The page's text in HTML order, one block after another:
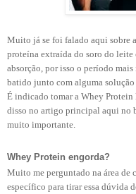
Muito já se foi falado aqui sobre
proteína extraída do soro do
absorção, por isso o período
batido junto com alguma
É indicado tomar a Whey Protein
disso no artigo principal aqui no
muito importante.
Whey Protein engorda?
Muito me perguntado na área de
específico para tirar essa dúvida